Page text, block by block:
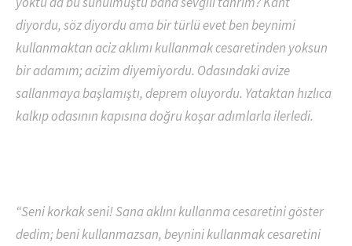
diyordu, söz diyordu ama bir türlü evet ben beynimi
kullanmaktan aciz aklımı kullanmak cesaretinden yoksun
bir adamım; acizim diyemiyordu. Odasındaki avize
sallanmaya başlamıştı, deprem oluyordu. Yataktan hızlıca
kalkıp odasının kapısına doğru koşar adımlarla ilerledi.
“Seni korkak seni! Sana aklını kullanma cesaretini göster
dedim; beni kullanmazsan, beynini kullanmak cesaretini